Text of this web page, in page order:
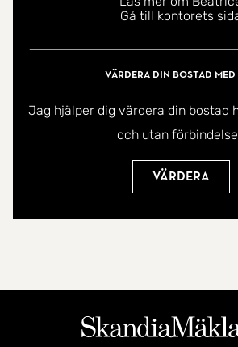
Gå till kontorets
Värdera din bostad med
Jag hjälper dig värdera din bostad
och utan
Värdera